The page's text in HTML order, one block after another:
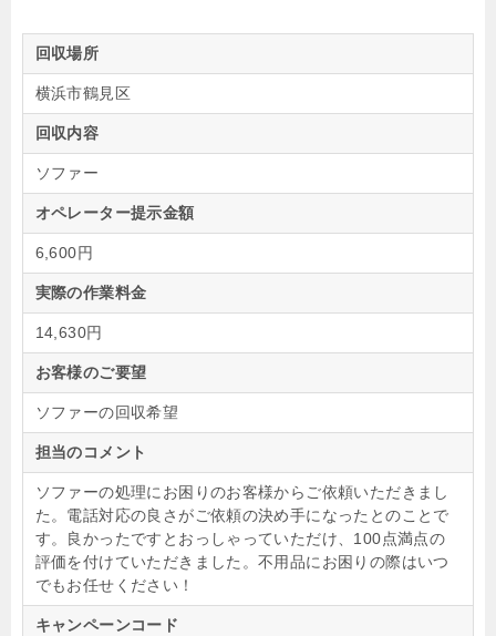
回収場所
横浜市鶴見区
回収内容
ソファー
オペレーター提示金額
6,600円
実際の作業料金
14,630円
お客様のご要望
ソファーの回収希望
担当のコメント
ソファーの処理にお困りのお客様からご依頼いただきまし
た。電話対応の良さがご依頼の決め手になったとのことで
す。良かったですとおっしゃっていただけ、100点満点の
評価を付けていただきました。不用品にお困りの際はいつ
でもお任せください！
キャンペーンコード